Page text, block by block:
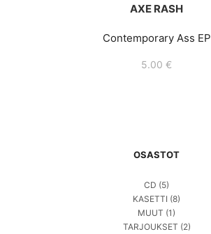
AXE RASH
Contemporary Ass EP
5.00 €
OSASTOT
CD (5)
KASETTI (8)
MUUT (1)
TARJOUKSET (2)